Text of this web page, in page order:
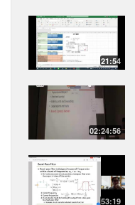
21:54
02:24:56
53:19